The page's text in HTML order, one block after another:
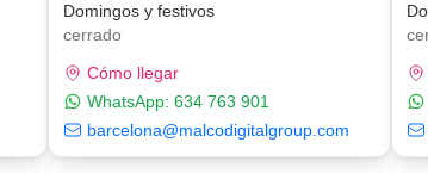
Domingos y festivos
cerrado
Cómo llegar
WhatsApp: 634 763 901
barcelona@malcodigitalgroup.com